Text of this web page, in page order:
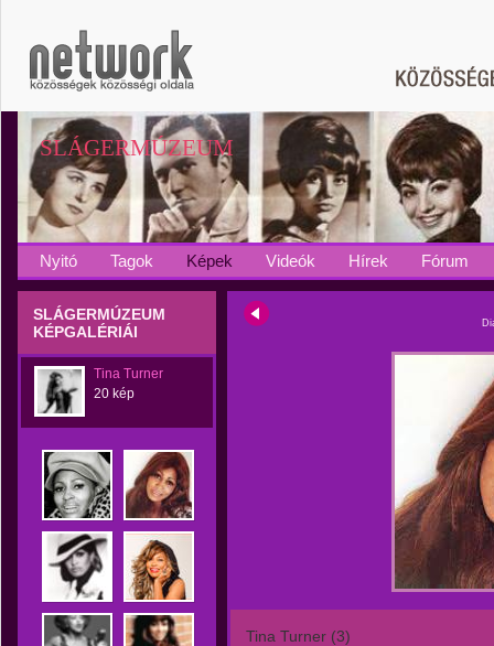
SLÁGERMÚZEUM
Nyitó Tagok Képek Videók Hírek Fórum
SLÁGERMÚZEUM
KÉPGALÉRIÁI
Tina Turner
20 kép
Tina Turner (3)